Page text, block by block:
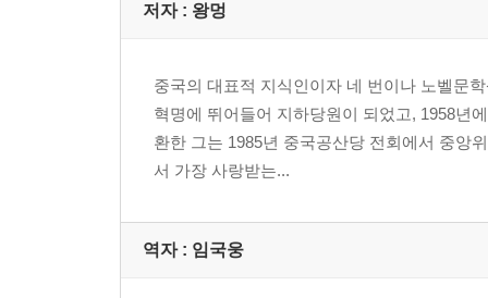
저자 : 왕멍
중국의 대표적 지식인이자 네 번이나 노벨문
혁명에 뛰어들어 지하당원이 되었고, 1958년
환한 그는 1985년 중국공산당 전회에서 중앙
서 가장 사랑받는...
역자 : 임국웅